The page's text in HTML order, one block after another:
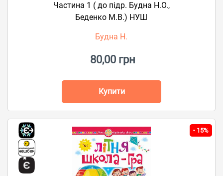
Частина 1 ( до підр. Будна Н.О.,
Беденко М.В.) НУШ
Будна Н.
80,00 грн
Купити
- 15%